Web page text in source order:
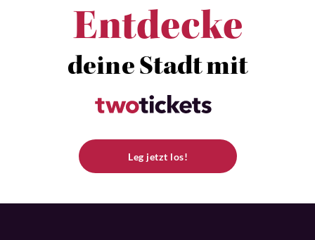
Entdecke
deine Stadt mit
Leg jetzt los!